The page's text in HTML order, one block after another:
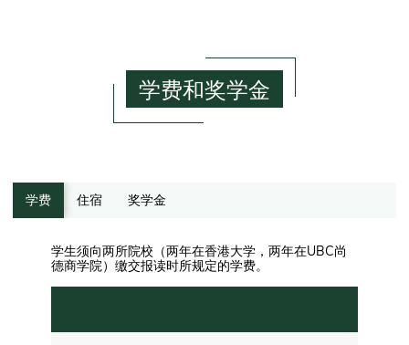
学费和奖学金
学费 住宿 奖学金
学生须向两所院校（两年在香港大学，两年在UBC尚
德商学院）缴交报读时所规定的学费。